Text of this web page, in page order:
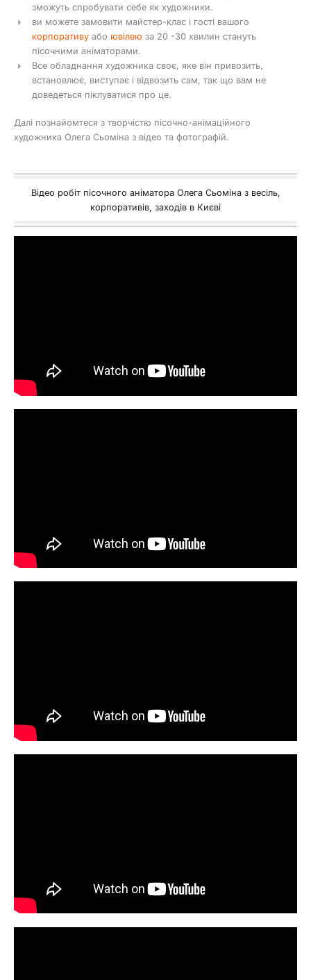
зможуть спробувати себе як художники.
ви можете замовити майстер-клас і гості вашого
корпоративуабо ювілею за 20 -30 хвилин стануть
пісочними аніматорами.
Все обладнання художника своє, яке він привозить,
встановлює, виступає і відвозить сам, так що вам не
доведеться піклуватися про це.
Далі познайомтеся з творчістю пісочно-анімаційного
художника Олега Сьоміна з відео та фотографій.
Відео робіт пісочного аніматора Олега Сьоміна з весіль,
корпоративів, заходів в Києві